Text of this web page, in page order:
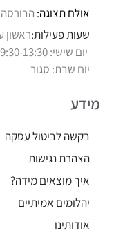
אולם תצוגה: הבורסה
שעות פעילות:ראשון עד
יום שישי: 9:30-13:30
יום שבת: סגור
מידע
בקשה לביטול עסקה
הצהרת נגישות
איך מוצאים מידה?
יהלומים אמיתיים
אודותינו